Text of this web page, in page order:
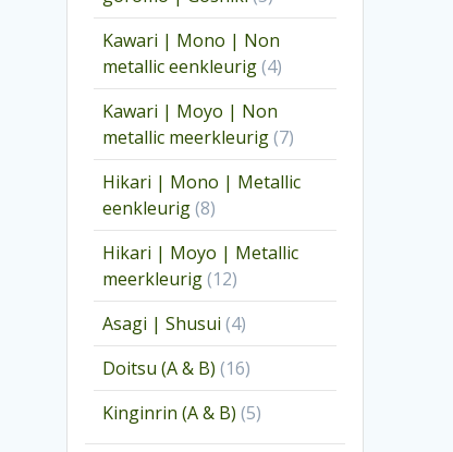
producten
Kawari | Mono | Non
metallic eenkleurig 44
producten
Kawari | Moyo | Non
metallic meerkleurig 77
producten
Hikari | Mono | Metallic
eenkleurig 88
producten
Hikari | Moyo | Metallic
meerkleurig 1212
producten
Asagi | Shusui 44
producten
Doitsu (A & B) 1616
producten
Kinginrin (A & B) 55
producten